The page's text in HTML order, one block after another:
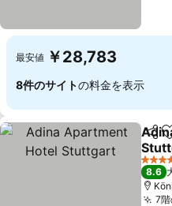
最安値 ￥28,783
8件のサイトの料金を表示
シェ
料金
4 ホテ
8.6
7